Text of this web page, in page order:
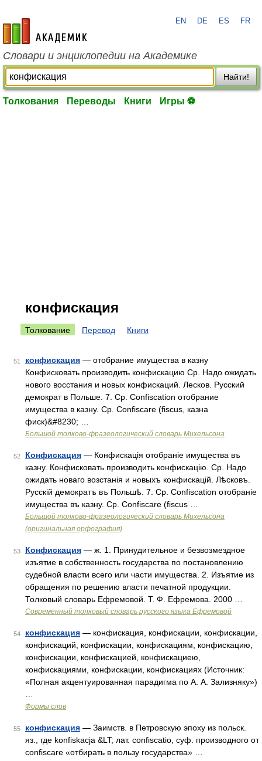
academic.ru
EN DE ES FR
Словари и энциклопедии на Академике
Найти!
Толкования Переводы Книги Игры ⚽
конфискация
Толкование Перевод Книги
51 конфискация — отобрание имущества в казну
Конфисковать производить конфискацию Ср. Надо ожидать
нового восстания и новых конфискаций. Лесков. Русский
демократ в Польше. 7. Ср. Confiscation отобрание
имущества в казну. Ср. Confiscare (fiscus, казна
фиск)&#8230; …
Большой толково-фразеологический словарь Михельсона
52 Конфискация — Конфискація отобраніе имущества въ
казну. Конфисковать производить конфискацію. Ср. Надо
ожидать новаго возстанія и новыхъ конфискацій. Лѣсковъ.
Русскій демократъ въ Польшѣ. 7. Ср. Confiscation отобраніе
имущества въ казну. Ср. Confiscare (fiscus …
Большой толково-фразеологический словарь Михельсона
(оригинальная орфография)
53 Конфискация — ж. 1. Принудительное и безвозмездное
изъятие в собственность государства по постановлению
судебной власти всего или части имущества. 2. Изъятие из
обращения по решению власти печатной продукции.
Толковый словарь Ефремовой. Т. Ф. Ефремова. 2000 …
Современный толковый словарь русского языка Ефремовой
54 конфискация — конфискация, конфискации, конфискации,
конфискаций, конфискации, конфискациям, конфискацию,
конфискации, конфискацией, конфискациею,
конфискациями, конфискации, конфискациях (Источник:
«Полная акцентуированная парадигма по А. А. Зализняку»)
Формы слов
55 конфискация — Заимств. в Петровскую эпоху из польск.
яз., где konfiskacja &LT; лат. confiscatio, суф. производного от
confiscare «отбирать в пользу государства» …